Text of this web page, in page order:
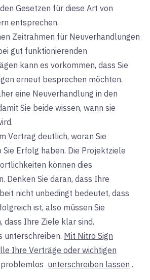
Gesetzen für diese Art von
entsprechen.
Zeitrahmen für Neuverhandlungen
gut funktionierenden
kann es vorkommen, dass Sie
erneut besprechen möchten.
eine Neuverhandlung in den
Sie beide wissen, wann sie
Vertrag deutlich, woran Sie
Sie Erfolg haben. Die Projektziele
können dies
Denken Sie daran, dass Ihre
nicht unbedingt bedeutet, dass
ist, also müssen Sie
dass Ihre Ziele klar sind.
unterschreiben. Mit Nitro Sign
Ihre Verträge oder wichtigen
problemlos unterschreiben lassen .